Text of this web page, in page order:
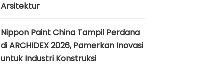
Arsitektur
Nippon Paint China Tampil Perdana
di ARCHIDEX 2026, Pamerkan Inovasi
untuk Industri Konstruksi